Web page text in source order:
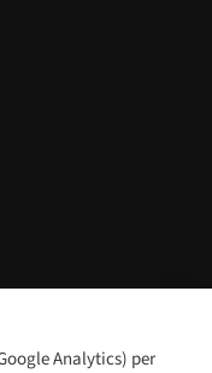
Analytics) per